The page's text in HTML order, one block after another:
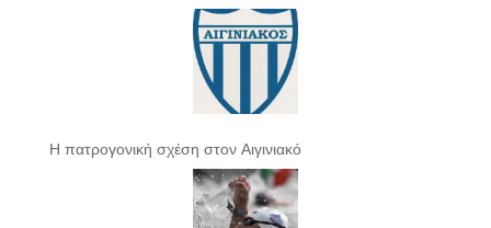
Η πατρογονική σχέση στον Αιγινιακό